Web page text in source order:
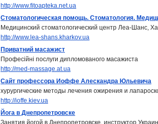
http://www.fitoapteka.net.ua
Стоматологическая помощь. Стоматология.
Медицинский стоматологический центр Леа-Шанс,
http://www.lea-shans.kharkov.ua
Приватний масажист
Професійні послуги дипломованого масажиста
http://med-massage.at.ua
Сайт профессора Иоффе Алескандра Юльевича
хурургические методы лечения ожирения и
http://ioffe.kiev.ua
Йога в Днепропетровске
Занятия йогой в Днепропетровске, инструктор